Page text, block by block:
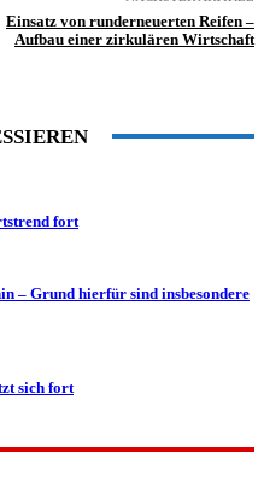
Einsatz von runderneuerten Reifen –
Aufbau einer zirkulären Wirtschaft
fort
– Grund hierfür sind insbesondere
sich fort